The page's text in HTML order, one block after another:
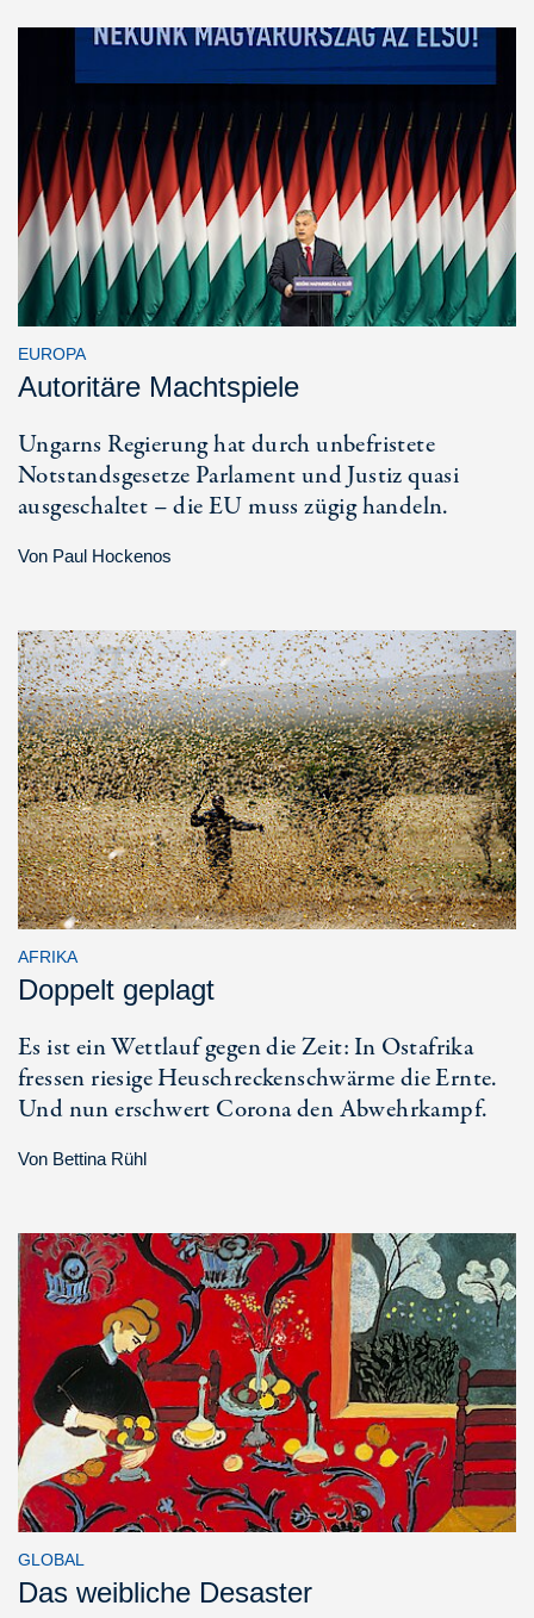
EUROPA
Autoritäre Machtspiele
Ungarns Regierung hat durch unbefristete
Notstandsgesetze Parlament und Justiz quasi
ausgeschaltet – die EU muss zügig handeln.
Von Paul Hockenos
AFRIKA
Doppelt geplagt
Es ist ein Wettlauf gegen die Zeit: In Ostafrika
fressen riesige Heuschreckenschwärme die Ernte.
Und nun erschwert Corona den Abwehrkampf.
Von Bettina Rühl
GLOBAL
Das weibliche Desaster